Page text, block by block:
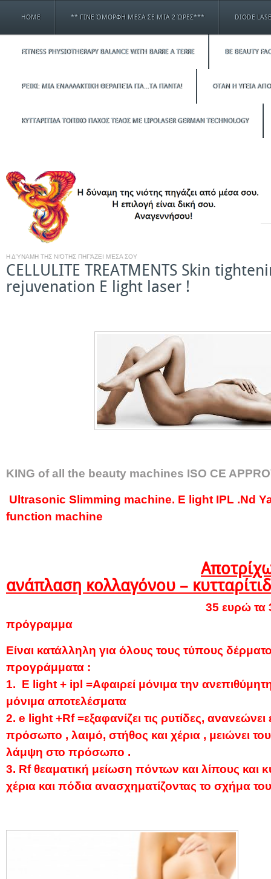
HOME ** ΓΊΝΕ ΌΜΟΡΦΗ ΜΈΣΑ ΣΕ ΜΊΑ 2 ΏΡΕΣ*** DIODE
FITNESS PHYSIOTHERAPY BALANCE WITH BARRE A TERRE BE BEAUTY
ΡΈΙΚΙ: ΜΙΑ ΕΝΑΛΛΑΚΤΙΚΉ ΘΕΡΑΠΕΊΑ ΓΙΑ…ΤΑ ΠΆΝΤΑ! ΟΤΑΝ Η ΥΓΕΙΑ
ΚΥΤΤΑΡΙΤΙΔΑ ΤΟΠΙΚΟ ΠΑΧΟΣ ΤΕΛΟΣ ΜΕ LIPOLASER GERMAN TECHNOLOGY
Η ΔΎΝΑΜΗ ΤΗΣ ΝΙΌΤΗΣ ΠΗΓΆΖΕΙ ΜΈΣΑ ΣΟΥ
CELLULITE TREATMENTS Skin
rejuvenation E light laser !
KING of all the beauty machines ISO CE
Ultrasonic Slimming machine. E light IPL .Nd
function machine
ανάπλαση κολλαγόνου –
35 ευρώ τα 30 λεπτά
πρόγραμμα
Είναι κατάλληλη για όλους τους τύπους
προγράμματα :
1. E light + ipl =Αφαιρεί μόνιμα την
μόνιμα αποτελέσματα
2. e light +Rf =εξαφανίζει τις ρυτίδες, ανανεώνει
πρόσωπο , λαιμό, στήθος και χέρια , μειώνει
λάμψη στο πρόσωπο .
3. Rf θεαματική μείωση πόντων και λίπους και
χέρια και πόδια ανασχηματίζοντας το σχήμα